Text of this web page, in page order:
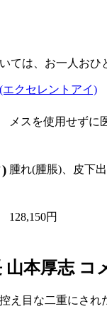
ては、お一人おひ
クセレントアイ)
メスを使用せずに
腫れ(腫脹)、皮下
128,150円
本厚志 コ
え目な二重にされ